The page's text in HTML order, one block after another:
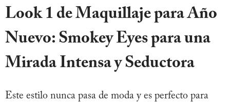
Look 1 de Maquillaje para Año
Nuevo: Smokey Eyes para una
Mirada Intensa y Seductora
Este estilo nunca pasa de moda y es perfecto para